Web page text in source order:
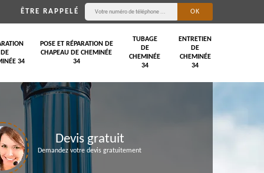
ÊTRE RAPPELÉ
DE
34
POSE ET RÉPARATION DE
CHAPEAU DE CHEMINÉE
34
TUBAGE
DE
CHEMINÉE
34
ENTRETIEN
DE
CHEMINÉE
34
Devis gratuit
Demandez votre devis gratuitement